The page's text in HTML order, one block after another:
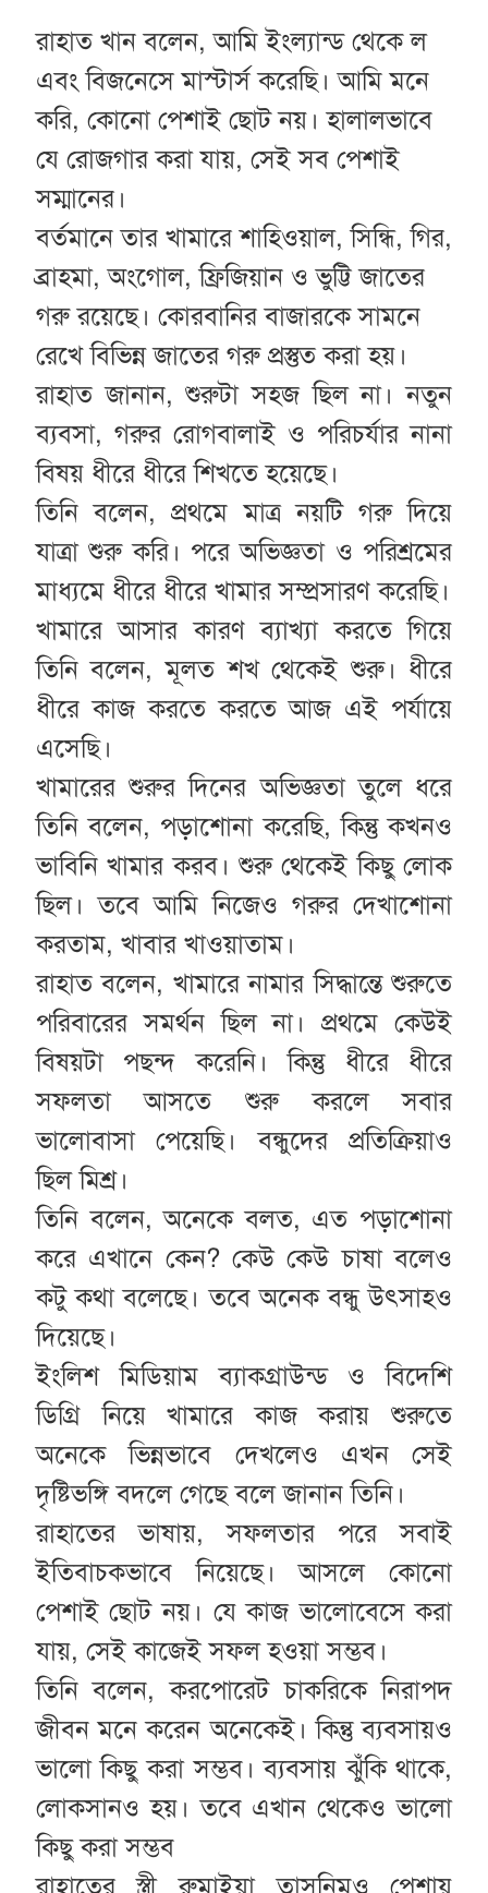
রাহাত খান বলেন, আমি ইংল্যান্ড থেকে ল
এবং বিজনেসে মাস্টার্স করেছি। আমি মনে
করি, কোনো পেশাই ছোট নয়। হালালভাবে
যে রোজগার করা যায়, সেই সব পেশাই
সম্মানের।
বর্তমানে তার খামারে শাহিওয়াল, সিন্ধি, গির,
ব্রাহমা, অংগোল, ফ্রিজিয়ান ও ভুট্টি জাতের
গরু রয়েছে। কোরবানির বাজারকে সামনে
রেখে বিভিন্ন জাতের গরু প্রস্তুত করা হয়।
রাহাত জানান, শুরুটা সহজ ছিল না। নতুন
ব্যবসা, গরুর রোগবালাই ও পরিচর্যার নানা
বিষয় ধীরে ধীরে শিখতে হয়েছে।
তিনি বলেন, প্রথমে মাত্র নয়টি গরু দিয়ে
যাত্রা শুরু করি। পরে অভিজ্ঞতা ও পরিশ্রমের
মাধ্যমে ধীরে ধীরে খামার সম্প্রসারণ করেছি।
খামারে আসার কারণ ব্যাখ্যা করতে গিয়ে
তিনি বলেন, মূলত শখ থেকেই শুরু। ধীরে
ধীরে কাজ করতে করতে আজ এই পর্যায়ে
এসেছি।
খামারের শুরুর দিনের অভিজ্ঞতা তুলে ধরে
তিনি বলেন, পড়াশোনা করেছি, কিন্তু কখনও
ভাবিনি খামার করব। শুরু থেকেই কিছু লোক
ছিল। তবে আমি নিজেও গরুর দেখাশোনা
করতাম, খাবার খাওয়াতাম।
রাহাত বলেন, খামারে নামার সিদ্ধান্তে শুরুতে
পরিবারের সমর্থন ছিল না। প্রথমে কেউই
বিষয়টা পছন্দ করেনি। কিন্তু ধীরে ধীরে
সফলতা আসতে শুরু করলে সবার
ভালোবাসা পেয়েছি। বন্ধুদের প্রতিক্রিয়াও
ছিল মিশ্র।
তিনি বলেন, অনেকে বলত, এত পড়াশোনা
করে এখানে কেন? কেউ কেউ চাষা বলেও
কটু কথা বলেছে। তবে অনেক বন্ধু উৎসাহও
দিয়েছে।
ইংলিশ মিডিয়াম ব্যাকগ্রাউন্ড ও বিদেশি
ডিগ্রি নিয়ে খামারে কাজ করায় শুরুতে
অনেকে ভিন্নভাবে দেখলেও এখন সেই
দৃষ্টিভঙ্গি বদলে গেছে বলে জানান তিনি।
রাহাতের ভাষায়, সফলতার পরে সবাই
ইতিবাচকভাবে নিয়েছে। আসলে কোনো
পেশাই ছোট নয়। যে কাজ ভালোবেসে করা
যায়, সেই কাজেই সফল হওয়া সম্ভব।
তিনি বলেন, করপোরেট চাকরিকে নিরাপদ
জীবন মনে করেন অনেকেই। কিন্তু ব্যবসায়ও
ভালো কিছু করা সম্ভব। ব্যবসায় ঝুঁকি থাকে,
লোকসানও হয়। তবে এখান থেকেও ভালো
কিছু করা সম্ভব
রাহাতের স্ত্রী রুমাইয়া তাসনিমও পেশায়